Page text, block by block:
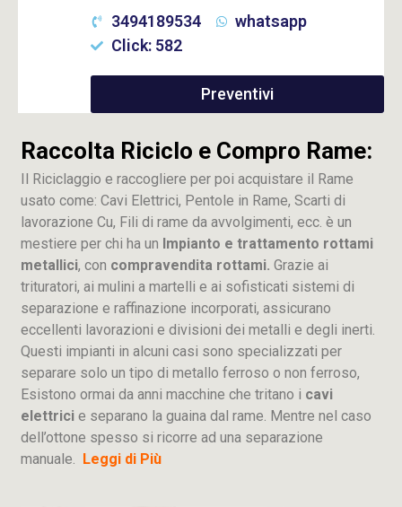
3494189534
whatsapp
Click: 582
Preventivi
Raccolta Riciclo e Compro Rame:
Il Riciclaggio e raccogliere per poi acquistare il Rame
usato come: Cavi Elettrici, Pentole in Rame, Scarti di
lavorazione Cu, Fili di rame da avvolgimenti, ecc. è un
mestiere per chi ha un Impianto e trattamento rottami
metallici, con compravendita rottami. Grazie ai
trituratori, ai mulini a martelli e ai sofisticati sistemi di
separazione e raffinazione incorporati, assicurano
eccellenti lavorazioni e divisioni dei metalli e degli inerti.
Questi impianti in alcuni casi sono specializzati per
separare solo un tipo di metallo ferroso o non ferroso,
Esistono ormai da anni macchine che tritano i cavi
elettrici e separano la guaina dal rame. Mentre nel caso
dell’ottone spesso si ricorre ad una separazione
manuale. Leggi di Più